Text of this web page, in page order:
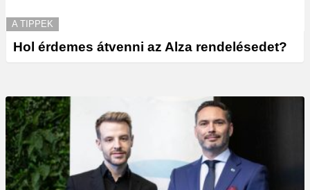
A TIPPEK
Hol érdemes átvenni az Alza rendelésedet?